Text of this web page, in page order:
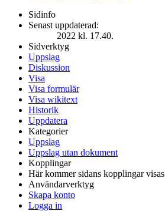
Sidinfo
Senast uppdaterad:
2022 kl. 17.40.
Sidverktyg
Uppslag
Diskussion
Visa
Visa formulär
Visa wikitext
Historik
Uppdatera
Kategorier
Uppslag
Uppslag utan dokument
Kopplingar
Här kommer sidans kopplingar visas
Användarverktyg
Skapa konto
Logga in